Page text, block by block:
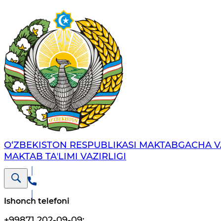
O‘ZBEKISTON RESPUBLIKASI MAKTABGACHA
MAKTAB TAʼLIMI VAZIRLIGI
Ishonch telefoni